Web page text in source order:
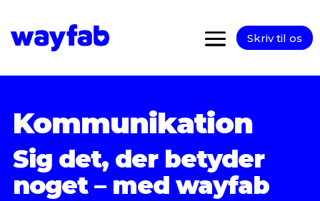
Skriv til os
Kommunikation
Sig det, der betyder
noget – med wayfab